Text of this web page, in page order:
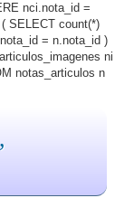
nci.nota_id =
SELECT count(*)
= n.nota_id )
ni
notas_articulos n